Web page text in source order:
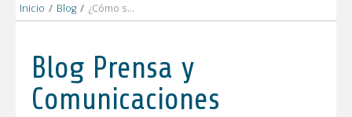
Inicio / Blog / ¿Cómo se trabaja para evitar incendios forestales?
Blog Prensa y
Comunicaciones